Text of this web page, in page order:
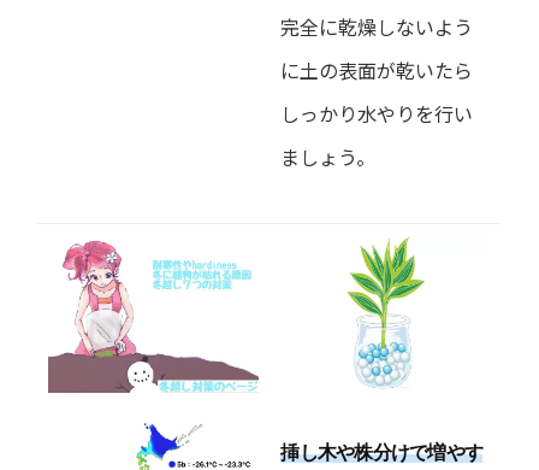
完全に乾燥しないよう
に土の表面が乾いたら
しっかり水やりを行い
ましょう。
挿し木や株分けで増やす